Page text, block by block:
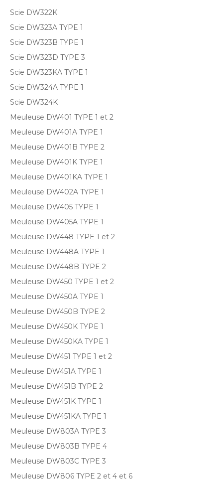
Scie DW322K
Scie DW323A TYPE 1
Scie DW323B TYPE 1
Scie DW323D TYPE 3
Scie DW323KA TYPE 1
Scie DW324A TYPE 1
Scie DW324K
Meuleuse DW401 TYPE 1 et 2
Meuleuse DW401A TYPE 1
Meuleuse DW401B TYPE 2
Meuleuse DW401K TYPE 1
Meuleuse DW401KA TYPE 1
Meuleuse DW402A TYPE 1
Meuleuse DW405 TYPE 1
Meuleuse DW405A TYPE 1
Meuleuse DW448 TYPE 1 et 2
Meuleuse DW448A TYPE 1
Meuleuse DW448B TYPE 2
Meuleuse DW450 TYPE 1 et 2
Meuleuse DW450A TYPE 1
Meuleuse DW450B TYPE 2
Meuleuse DW450K TYPE 1
Meuleuse DW450KA TYPE 1
Meuleuse DW451 TYPE 1 et 2
Meuleuse DW451A TYPE 1
Meuleuse DW451B TYPE 2
Meuleuse DW451K TYPE 1
Meuleuse DW451KA TYPE 1
Meuleuse DW803A TYPE 3
Meuleuse DW803B TYPE 4
Meuleuse DW803C TYPE 3
Meuleuse DW806 TYPE 2 et 4 et 6